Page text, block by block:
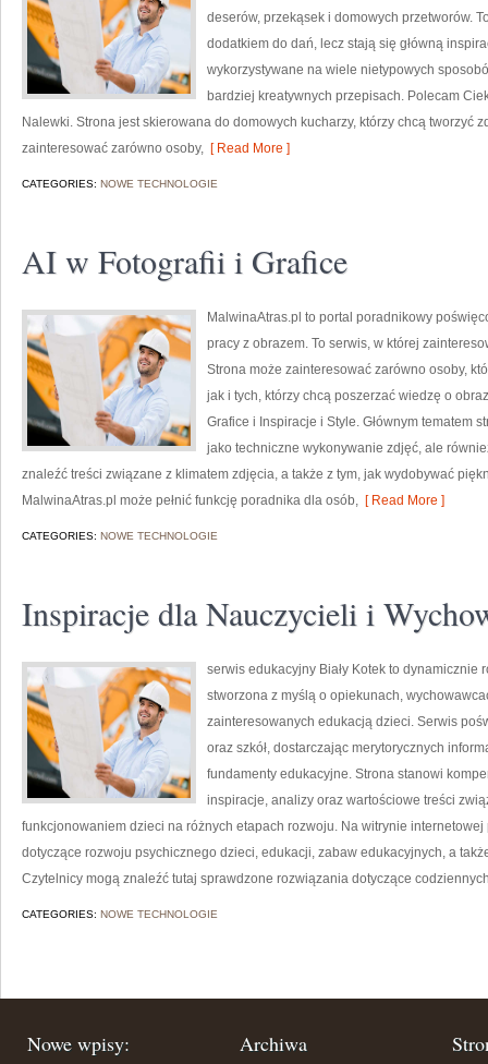
deserów, przekąsek i domowych przetworów.
dodatkiem do dań, lecz stają się główną
wykorzystywane na wiele nietypowych
bardziej kreatywnych przepisach. Polecam
Nalewki. Strona jest skierowana do domowych kucharzy, którzy chcą tworzyć
zainteresować zarówno osoby, [ Read More ]
CATEGORIES: NOWE TECHNOLOGIE
AI w Fotografii i Grafice
MalwinaAtras.pl to portal poradnikowy
pracy z obrazem. To serwis, w której
Strona może zainteresować zarówno osoby,
jak i tych, którzy chcą poszerzać wiedzę o
Grafice i Inspiracje i Style. Głównym tematem
jako techniczne wykonywanie zdjęć, ale
znaleźć treści związane z klimatem zdjęcia, a także z tym, jak wydobywać
MalwinaAtras.pl może pełnić funkcję poradnika dla osób, [ Read More ]
CATEGORIES: NOWE TECHNOLOGIE
Inspiracje dla Nauczycieli i
serwis edukacyjny Biały Kotek to dynamicznie
stworzona z myślą o opiekunach,
zainteresowanych edukacją dzieci. Serwis
oraz szkół, dostarczając merytorycznych
fundamenty edukacyjne. Strona stanowi
inspiracje, analizy oraz wartościowe treści
funkcjonowaniem dzieci na różnych etapach rozwoju. Na witrynie
dotyczące rozwoju psychicznego dzieci, edukacji, zabaw edukacyjnych, a
Czytelnicy mogą znaleźć tutaj sprawdzone rozwiązania dotyczące
CATEGORIES: NOWE TECHNOLOGIE
Nowe wpisy: Archiwa